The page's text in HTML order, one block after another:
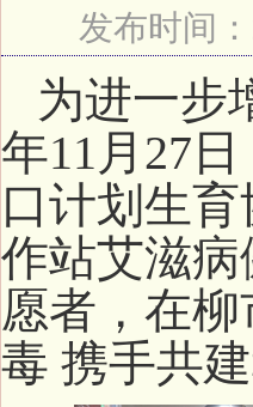
发布时间
为进一步
年11月27
口计划生
作站艾滋
愿者，在
毒 携手共